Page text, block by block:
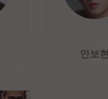
안보현